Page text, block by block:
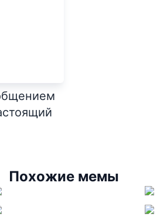
Похожие мемы